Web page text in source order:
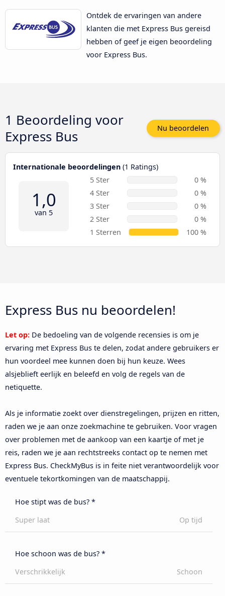
Ontdek de ervaringen van andere
klanten die met Express Bus gereisd
hebben of geef je eigen beoordeling
voor Express Bus.
1 Beoordeling voor
Express Bus
Nu beoordelen
Internationale beoordelingen (1 Ratings)
1,0
van 5
5 Ster
0 %
4 Ster
0 %
3 Ster
0 %
2 Ster
0 %
1 Sterren
100 %
Express Bus nu beoordelen!
Let op: De bedoeling van de volgende recensies is om je
ervaring met Express Bus te delen, zodat andere gebruikers er
hun voordeel mee kunnen doen bij hun keuze. Wees
alsjeblieft eerlijk en beleefd en volg de regels van de
netiquette.
Als je informatie zoekt over dienstregelingen, prijzen en ritten,
raden we je aan onze zoekmachine te gebruiken. Voor vragen
over problemen met de aankoop van een kaartje of met je
reis, raden we je aan rechtstreeks contact op te nemen met
Express Bus. CheckMyBus is in feite niet verantwoordelijk voor
eventuele tekortkomingen van de maatschappij.
Hoe stipt was de bus? *
Super laat
Op tijd
Hoe schoon was de bus? *
Verschrikkelijk
Schoon